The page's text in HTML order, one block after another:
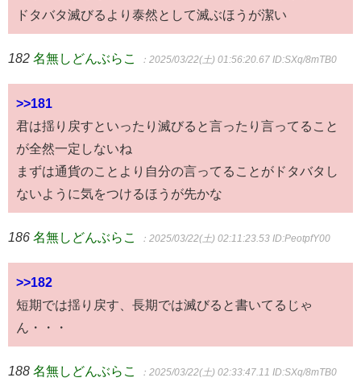
ドタバタ滅びるより泰然として滅ぶほうが潔い
182 名無しどんぶらこ ：2025/03/22(土) 01:56:20.67 ID:SXq/8mTB0
>>181
君は揺り戻すといったり滅びると言ったり言ってること
が全然一定しないね
まずは通貨のことより自分の言ってることがドタバタし
ないように気をつけるほうが先かな
186 名無しどんぶらこ ：2025/03/22(土) 02:11:23.53 ID:PeotpfY00
>>182
短期では揺り戻す、長期では滅びると書いてるじゃ
ん・・・
188 名無しどんぶらこ ：2025/03/22(土) 02:33:47.11 ID:SXq/8mTB0